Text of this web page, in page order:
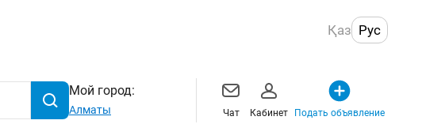
Қаз Рус
Мой город:
Алматы Чат Кабинет Подать объявление